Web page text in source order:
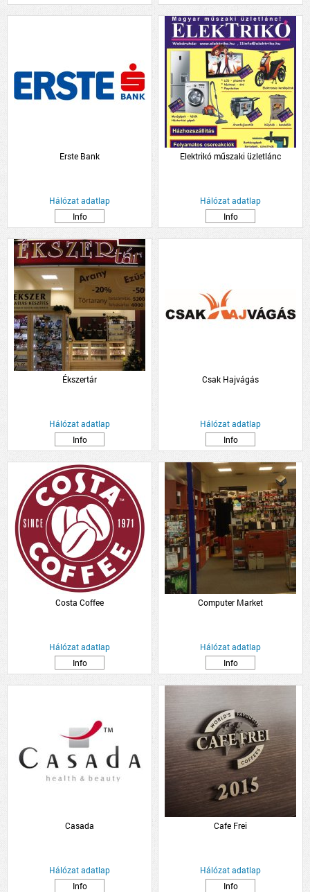
Erste Bank
Hálózat adatlap
Info
Elektrikó műszaki üzletlánc
Hálózat adatlap
Info
Ékszertár
Hálózat adatlap
Info
Csak Hajvágás
Hálózat adatlap
Info
Costa Coffee
Hálózat adatlap
Info
Computer Market
Hálózat adatlap
Info
Casada
Hálózat adatlap
Info
Cafe Frei
Hálózat adatlap
Info